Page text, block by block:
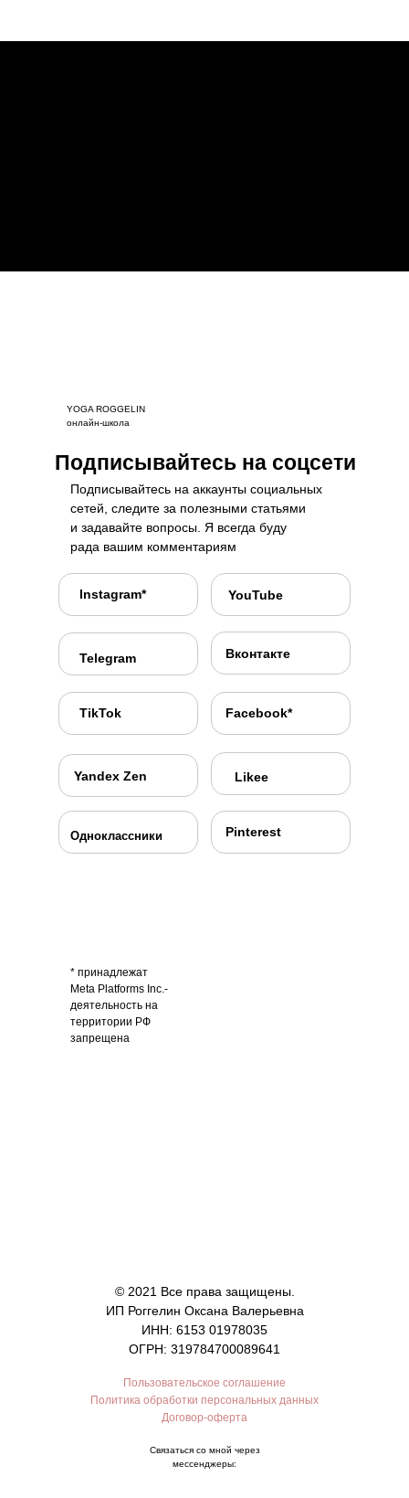
Подписывайтесь на соцсети
Подписывайтесь на аккаунты социальных
сетей, следите за полезными статьями
и задавайте вопросы. Я всегда буду
рада вашим комментариям
Instagram* YouTube
Telegram Вконтакте
TikTok Facebook*
YOGA ROGGELIN
онлайн-школа
* принадлежат
Meta Platforms Inc.-
деятельность на
территории РФ
запрещена
Yandex Zen Likee
Одноклассники Pinterest
© 2021 Все права защищены.
ИП Роггелин Оксана Валерьевна
ИНН: 6153 01978035
ОГРН: 319784700089641
Пользовательское соглашение
Политика обработки персональных данных
Договор-оферта
Связаться со мной через
мессенджеры: